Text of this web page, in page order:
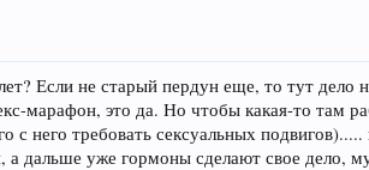
Если не старый пердун еще, то тут
марафон, это да. Но чтобы какая-то там
с него требовать сексуальных
а дальше уже гормоны сделают свое дело,